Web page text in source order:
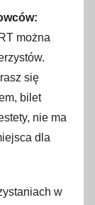
można
.
się
bilet
nie ma
dla
w